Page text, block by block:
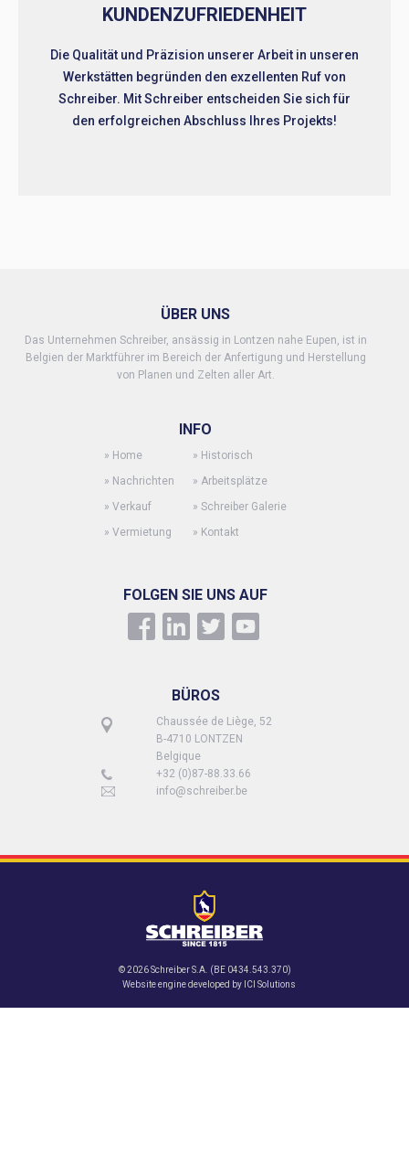
KUNDENZUFRIEDENHEIT
Die Qualität und Präzision unserer Arbeit in unseren
Werkstätten begründen den exzellenten Ruf von
Schreiber. Mit Schreiber entscheiden Sie sich für
den erfolgreichen Abschluss Ihres Projekts!
ÜBER UNS
Das Unternehmen Schreiber, ansässig in Lontzen nahe Eupen, ist in
Belgien der Marktführer im Bereich der Anfertigung und Herstellung
von Planen und Zelten aller Art.
INFO
» Home
» Nachrichten
» Verkauf
» Vermietung
» Historisch
» Arbeitsplätze
» Schreiber Galerie
» Kontakt
FOLGEN SIE UNS AUF
BÜROS
Chaussée de Liège, 52
B-4710 LONTZEN
Belgique
+32 (0)87-88.33.66
info@schreiber.be
© 2026 Schreiber S.A. (BE 0434.543.370)
Website engine developed by ICI Solutions